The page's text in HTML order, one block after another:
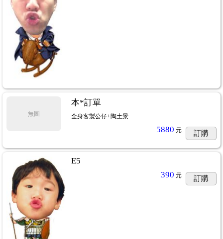
無圖
本*訂單
全身客製公仔+陶土景
5880 元 訂購
E5
390 元 訂購